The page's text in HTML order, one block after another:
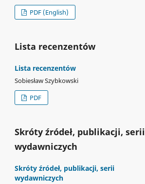
PDF (English)
Lista recenzentów
Lista recenzentów
Sobiesław Szybkowski
PDF
Skróty źródeł, publikacji, serii
wydawniczych
Skróty źródeł, publikacji, serii
wydawniczych